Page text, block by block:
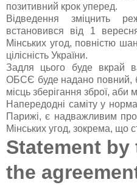
позитивний крок уперед.
Відведення зміцнить
встановився від 1
Мінських угод, повністю
цілісність України.
Задля цього буде вкрай
ОБСЄ буде надано повний,
місць зберігання зброї, аби
Напередодні саміту у
Парижі, є надважливим
Мінських угод, зокрема, що
Statement
the